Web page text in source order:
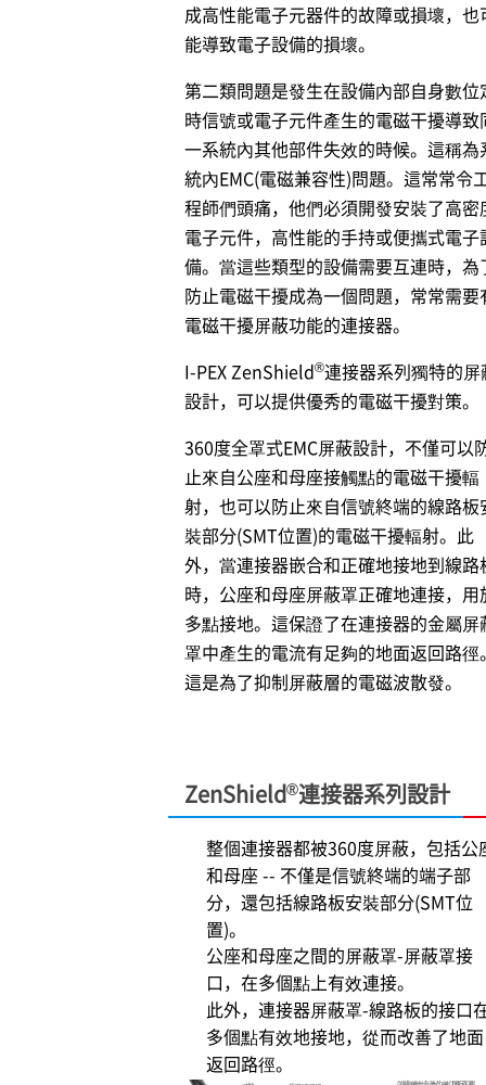
成高性能電子元器件的故障或損壞，也
能導致電子設備的損壞。
第二類問題是發生在設備內部自身數位
時信號或電子元件產生的電磁干擾導致
一系統內其他部件失效的時候。這稱為
統內EMC(電磁兼容性)問題。這常常令
程師們頭痛，他們必須開發安裝了高密
電子元件，高性能的手持或便攜式電子
備。當這些類型的設備需要互連時，為
防止電磁干擾成為一個問題，常常需要
電磁干擾屏蔽功能的連接器。
I-PEXZenShield®連接器系列獨特的屏
設計，可以提供優秀的電磁干擾對策。
360度全罩式EMC屏蔽設計，不僅可以
止來自公座和母座接觸點的電磁干擾輻
射，也可以防止來自信號終端的線路板
裝部分(SMT位置)的電磁干擾輻射。此
外，當連接器嵌合和正確地接地到線路
時，公座和母座屏蔽罩正確地連接，用
多點接地。這保證了在連接器的金屬屏
罩中產生的電流有足夠的地面返回路徑
這是為了抑制屏蔽層的電磁波散發。
ZenShield®連接器系列設計
整個連接器都被360度屏蔽，包括公
和母座 -- 不僅是信號終端的端子部
分，還包括線路板安裝部分(SMT位
置)。
公座和母座之間的屏蔽罩-屏蔽罩接
口，在多個點上有效連接。
此外，連接器屏蔽罩-線路板的接口
多個點有效地接地，從而改善了地面
返回路徑。